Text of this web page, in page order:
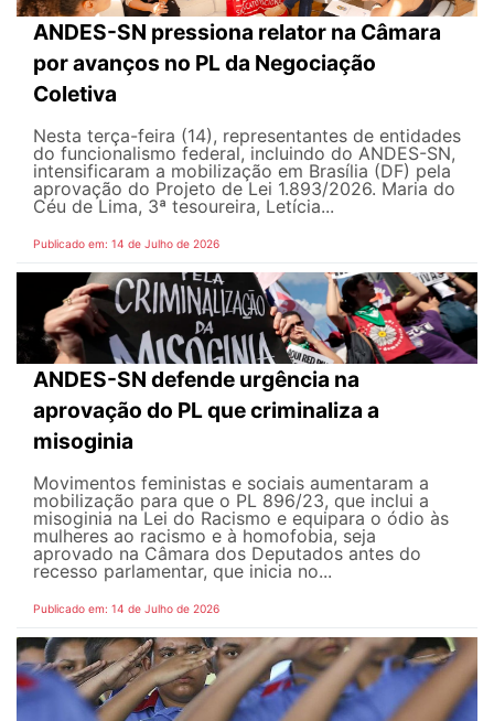
ANDES-SN pressiona relator na Câmara
por avanços no PL da Negociação
Coletiva
Nesta terça-feira (14), representantes de entidades
do funcionalismo federal, incluindo do ANDES-SN,
intensificaram a mobilização em Brasília (DF) pela
aprovação do Projeto de Lei 1.893/2026. Maria do
Céu de Lima, 3ª tesoureira, Letícia...
Publicado em: 14 de Julho de 2026
ANDES-SN defende urgência na
aprovação do PL que criminaliza a
misoginia
Movimentos feministas e sociais aumentaram a
mobilização para que o PL 896/23, que inclui a
misoginia na Lei do Racismo e equipara o ódio às
mulheres ao racismo e à homofobia, seja
aprovado na Câmara dos Deputados antes do
recesso parlamentar, que inicia no...
Publicado em: 14 de Julho de 2026